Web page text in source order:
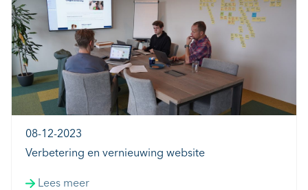
08-12-2023
Verbetering en vernieuwing website
Lees meer